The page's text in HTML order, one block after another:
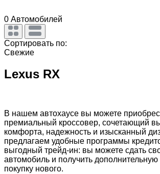
0 Автомобилей
Сортировать по:
Свежие
Lexus RX
В нашем автохаусе вы можете
премиальный кроссовер, сочетающий
комфорта, надежность и изысканный
предлагаем удобные программы
выгодный трейд-ин: вы можете сдать
автомобиль и получить дополнительную
покупку нового.